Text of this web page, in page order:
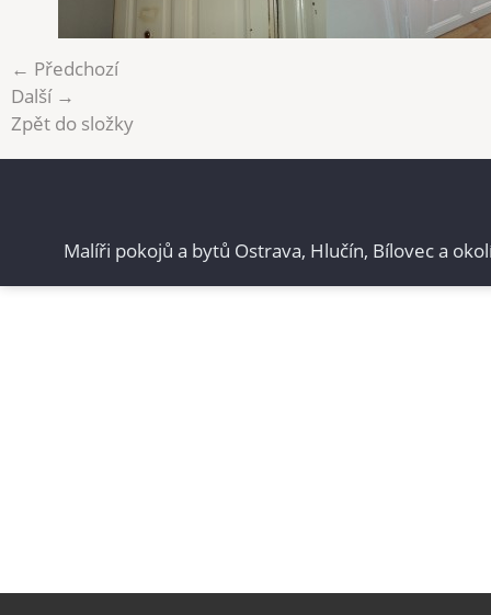
← Předchozí
Další →
Zpět do složky
Malíři pokojů a bytů Ostrava, Hlučín, Bílovec a